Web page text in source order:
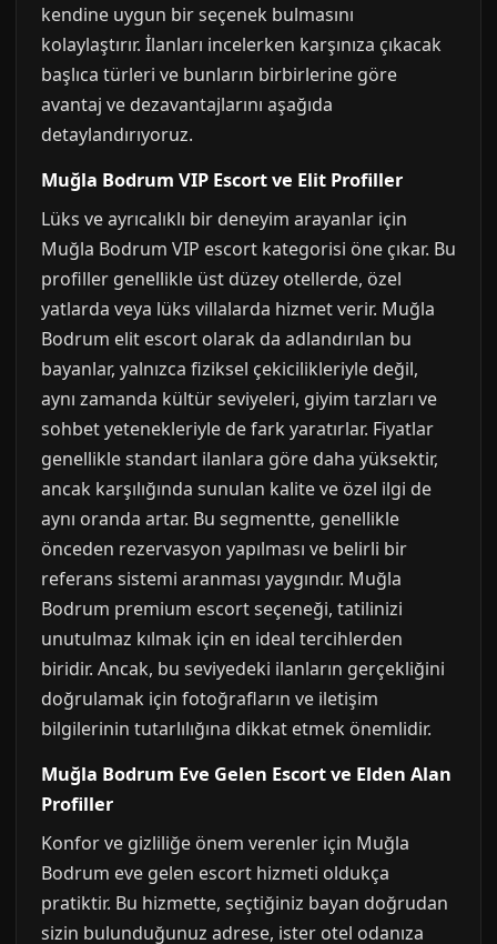
kendine uygun bir seçenek bulmasını
kolaylaştırır. İlanları incelerken karşınıza çıkacak
başlıca türleri ve bunların birbirlerine göre
avantaj ve dezavantajlarını aşağıda
detaylandırıyoruz.
Muğla Bodrum VIP Escort ve Elit Profiller
Lüks ve ayrıcalıklı bir deneyim arayanlar için
Muğla Bodrum VIP escort kategorisi öne çıkar. Bu
profiller genellikle üst düzey otellerde, özel
yatlarda veya lüks villalarda hizmet verir. Muğla
Bodrum elit escort olarak da adlandırılan bu
bayanlar, yalnızca fiziksel çekicilikleriyle değil,
aynı zamanda kültür seviyeleri, giyim tarzları ve
sohbet yetenekleriyle de fark yaratırlar. Fiyatlar
genellikle standart ilanlara göre daha yüksektir,
ancak karşılığında sunulan kalite ve özel ilgi de
aynı oranda artar. Bu segmentte, genellikle
önceden rezervasyon yapılması ve belirli bir
referans sistemi aranması yaygındır. Muğla
Bodrum premium escort seçeneği, tatilinizi
unutulmaz kılmak için en ideal tercihlerden
biridir. Ancak, bu seviyedeki ilanların gerçekliğini
doğrulamak için fotoğrafların ve iletişim
bilgilerinin tutarlılığına dikkat etmek önemlidir.
Muğla Bodrum Eve Gelen Escort ve Elden Alan
Profiller
Konfor ve gizliliğe önem verenler için Muğla
Bodrum eve gelen escort hizmeti oldukça
pratiktir. Bu hizmette, seçtiğiniz bayan doğrudan
sizin bulunduğunuz adrese, ister otel odanıza